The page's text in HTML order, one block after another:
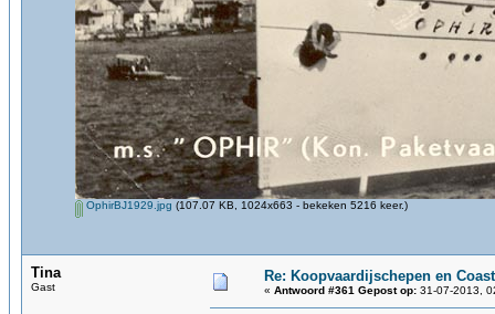
OphirBJ1929.jpg (107.07 KB, 1024x663 - bekeken 5216 keer.)
Tina
Gast
Re: Koopvaardijschepen en
« Antwoord #361 Gepost op: 31-07-2013,